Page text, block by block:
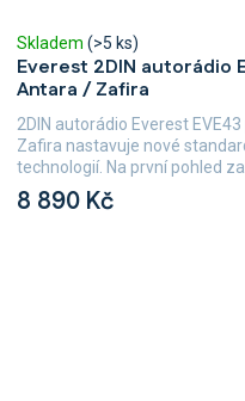
Everest 2DIN autorádio
Antara / Zafira
Skladem (>5 ks)
8 890 Kč
2DIN autorádio Everest
Zafira nastavuje nové
technologií. Na první pohled